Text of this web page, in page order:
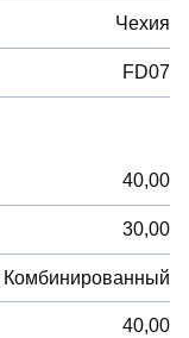
Чехия
FD07
40,00
30,00
Комбинированный
40,00